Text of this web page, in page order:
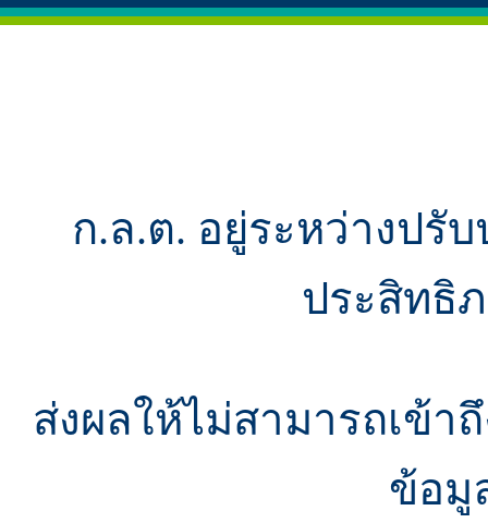
ก.ล.ต. อยู่ระหว่างปรั
ประสิทธิ
ส่งผลให้ไม่สามารถเข้า
ข้อมู